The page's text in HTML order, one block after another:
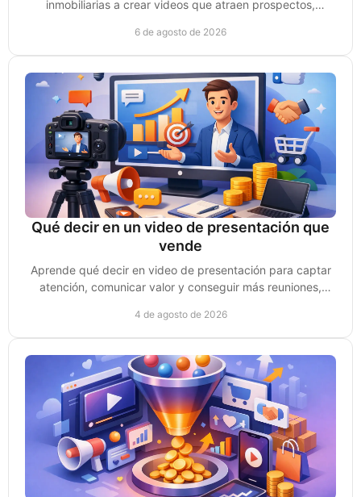
inmobiliarias a crear videos que atraen prospectos,
6 de agosto de 2026
Qué decir en un video de presentación que
vende
Aprende qué decir en video de presentación para captar
atención, comunicar valor y conseguir más reuniones,
4 de agosto de 2026